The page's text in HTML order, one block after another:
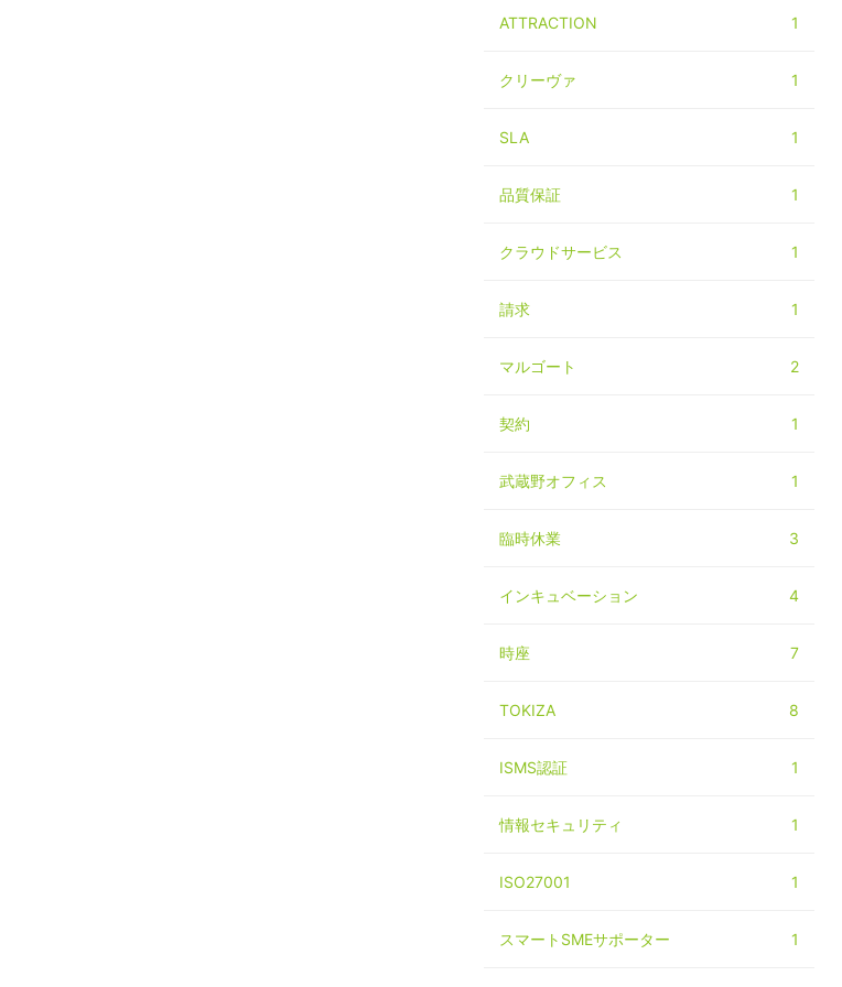
ATTRACTION 1
クリーヴァ 1
SLA 1
品質保証 1
クラウドサービス 1
請求 1
マルゴート 2
契約 1
武蔵野オフィス 1
臨時休業 3
インキュベーション 4
時座 7
TOKIZA 8
ISMS認証 1
情報セキュリティ 1
ISO27001 1
スマートSMEサポーター 1